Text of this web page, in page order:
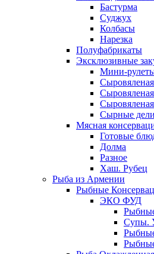
Бастурма
Суджух
Колбасы
Нарезка
Полуфабрикаты
Эксклюзивные
Мини-
Сырные
Мясная
Готовые
Долма
Разное
Хаш. Рубец
Рыба из Армении
Рыбные
ЭКО ФУД
Супы.